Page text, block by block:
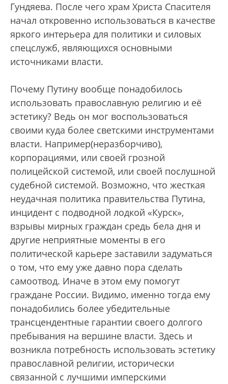
Гундяева. После чего храм Христа Спасителя
начал откровенно использоваться в качестве
яркого интерьера для политики и силовых
спецслужб, являющихся основными
источниками власти.
Почему Путину вообще понадобилось
использовать православную религию и её
эстетику? Ведь он мог воспользоваться
своими куда более светскими инструментами
власти. Например(неразборчиво),
корпорациями, или своей грозной
полицейской системой, или своей послушной
судебной системой. Возможно, что жесткая
неудачная политика правительства Путина,
инцидент с подводной лодкой «Курск»,
взрывы мирных граждан средь бела дня и
другие неприятные моменты в его
политической карьере заставили задуматься
о том, что ему уже давно пора сделать
самоотвод. Иначе в этом ему помогут
граждане России. Видимо, именно тогда ему
понадобились более убедительные
трансцендентные гарантии своего долгого
пребывания на вершине власти. Здесь и
возникла потребность использовать эстетику
православной религии, исторически
связанной с лучшими имперскими